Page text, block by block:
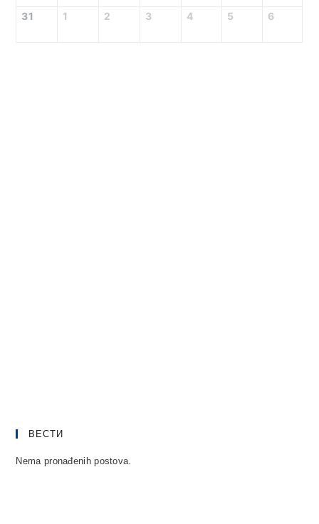
31 1 2 3 4 5 6
ВЕСТИ
Nema pronađenih postova.